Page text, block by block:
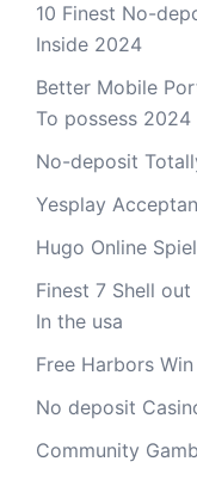
10 Finest No-
Inside 2024
Better Mobile
To possess 2024
No-deposit
Yesplay
Hugo Online
Finest 7 Shell
In the usa
Free Harbors
No deposit
Community